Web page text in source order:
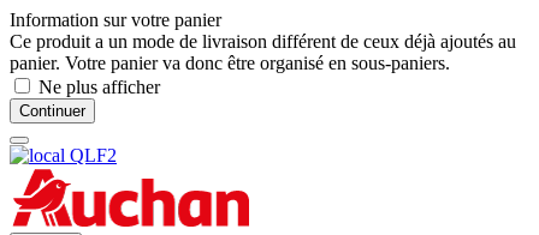
Information sur votre panier
Ce produit a un mode de livraison différent de ceux déjà ajoutés au
panier. Votre panier va donc être organisé en sous-paniers.
Ne plus afficher
Continuer